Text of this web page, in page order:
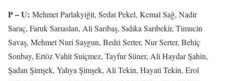
P – U: Mehmet Parlakyiğit, Sedat Pekel, Kemal Sağ, Nadir
Saraç, Faruk Sarıaslan, Ali Sarıbaş, Sıdıka Sarıbekir, Timucin
Savaş, Mehmet Nuri Saygun, Bedri Serter, Nur Serter, Behiç
Sonbay, Ertöz Vahit Suiçmez, Tayfur Süner, Ali Haydar Şahin,
Şadan Şimşek, Yahya Şimşek, Ali Tekin, Hayati Tekin, Erol